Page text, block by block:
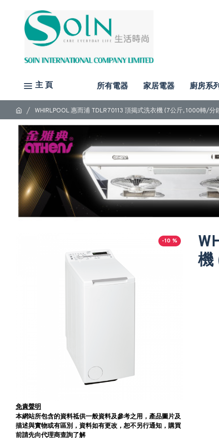
主 頁 所有電器 家居電器 廚房系
WHIRLPOOL 惠而浦 TDLR70113 頂揭式洗衣機 (7公斤, 1000轉/分
-10 %
免責聲明
本網站所包含的資料祗供一般資料及參考之用，產品圖片及
描述與實物或有區別，資料如有更改，恕不另行通知，購買
前請先向代理商查詢了解
機